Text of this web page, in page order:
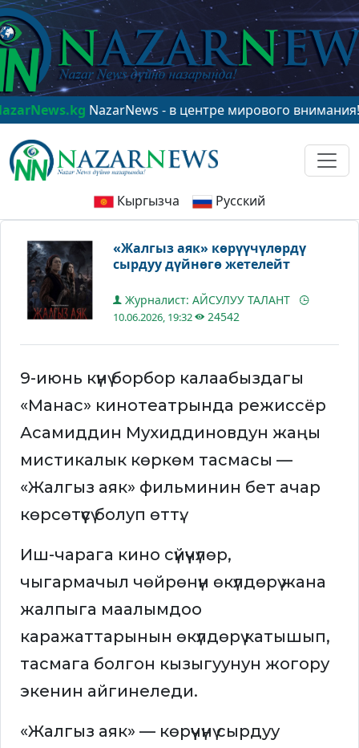
NazarNews - в центре мирового внимания!
Кыргызча Русский
«Жалгыз аяк» көрүүчүлөрдү
сырдуу дүйнөгө жетелейт
Журналист: АЙСУЛУУ ТАЛАНТ
10.06.2026, 19:32 24542
9-июнь күнү борбор калаабыздагы
«Манас» кинотеатрында режиссёр
Асамиддин Мухиддиновдун жаңы
мистикалык көркөм тасмасы —
«Жалгыз аяк» фильминин бет ачар
көрсөтүүсү болуп өттү.
Иш-чарага кино сүйүүчүлөр,
чыгармачыл чөйрөнүн өкүлдөрү жана
жалпыга маалымдоо
каражаттарынын өкүлдөрү катышып,
тасмага болгон кызыгуунун жогору
экенин айгинеледи.
«Жалгыз аяк» — көрүүчүнү сырдуу